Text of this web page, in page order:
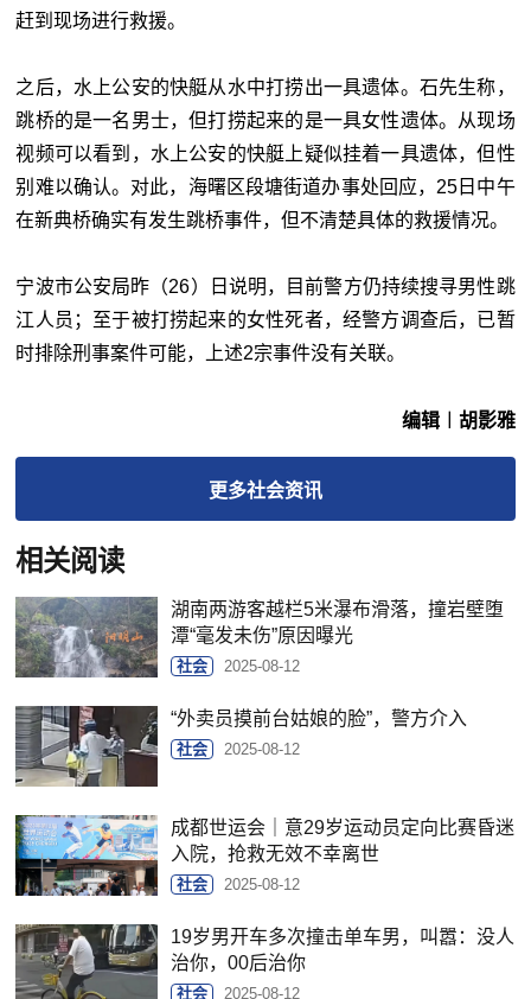
赶到现场进行救援。
之后，水上公安的快艇从水中打捞出一具遗体。石先生称，
跳桥的是一名男士，但打捞起来的是一具女性遗体。从现场
视频可以看到，水上公安的快艇上疑似挂着一具遗体，但性
别难以确认。对此，海曙区段塘街道办事处回应，25日中午
在新典桥确实有发生跳桥事件，但不清楚具体的救援情况。
宁波市公安局昨（26）日说明，目前警方仍持续搜寻男性跳
江人员；至于被打捞起来的女性死者，经警方调查后，已暂
时排除刑事案件可能，上述2宗事件没有关联。
编辑︱胡影雅
更多社会资讯
相关阅读
湖南两游客越栏5米瀑布滑落，撞岩壁堕
潭“毫发未伤”原因曝光
社会 2025-08-12
“外卖员摸前台姑娘的脸”，警方介入
社会 2025-08-12
成都世运会｜意29岁运动员定向比赛昏迷
入院，抢救无效不幸离世
社会 2025-08-12
19岁男开车多次撞击单车男，叫嚣：没人
治你，00后治你
社会 2025-08-12